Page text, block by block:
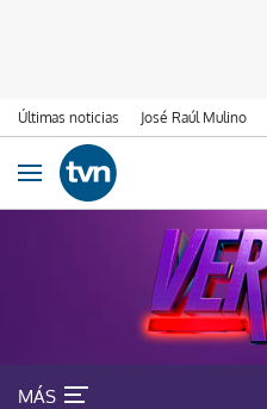
Últimas noticias José Raúl Mulino
Ir al contenido
Obrir navegació
MÁS